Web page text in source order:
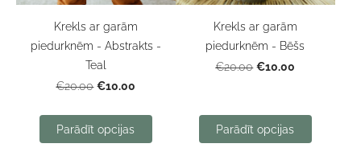
Krekls ar garām
piedurknēm - Abstrakts -
Teal
€20.00 €10.00
Parādīt opcijas
Krekls ar garām
piedurknēm - Bēšs
€20.00 €10.00
Parādīt opcijas